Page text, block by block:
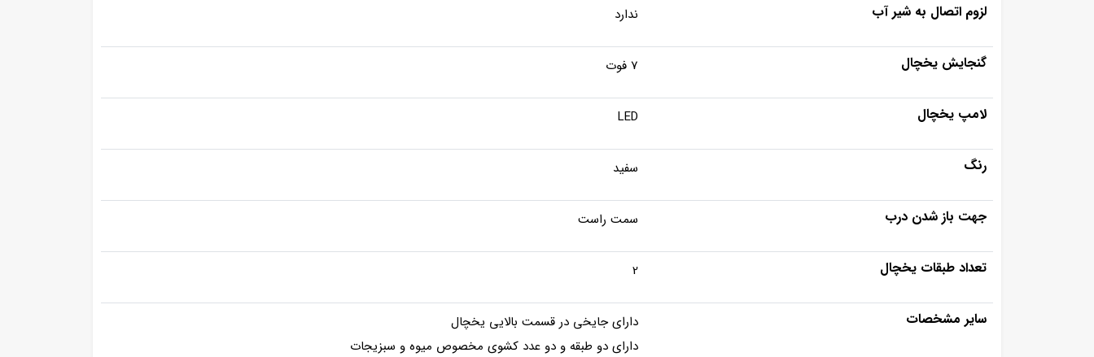
لزوم اتصال به شیر آب ندارد
گنجایش یخچال 7 فوت
لامپ یخچال LED
رنگ سفید
جهت باز شدن درب سمت راست
تعداد طبقات یخچال 2
سایر مشخصات
دارای جایخی در قسمت بالایی یخچال
دارای دو طبقه و دو عدد کشوی مخصوص میوه و سبزیجات